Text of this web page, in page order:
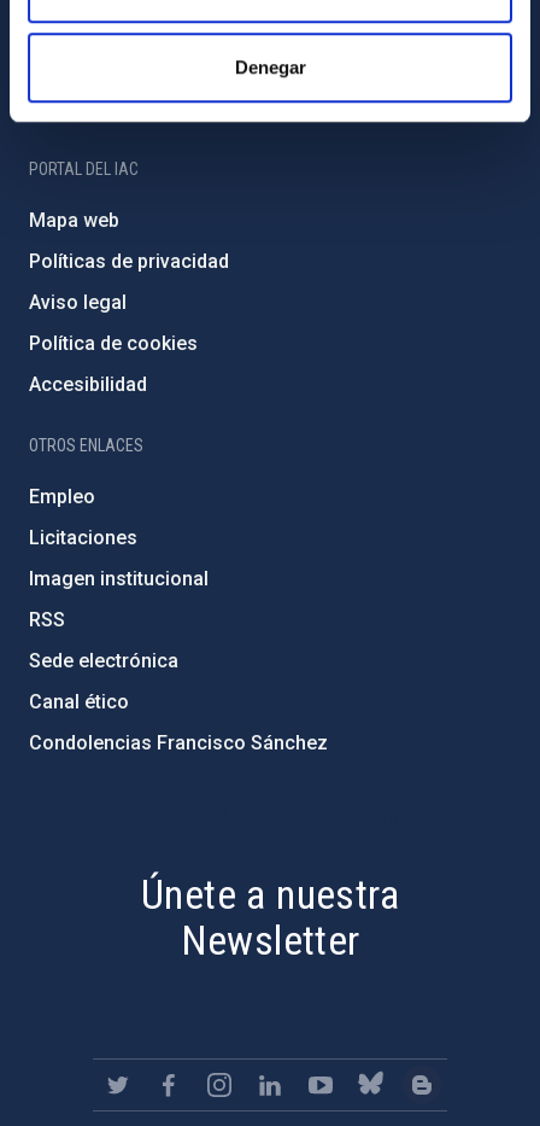
Denegar
Financiación externa
Programa Severo Ochoa
Amigos del IAC
PORTAL DEL IAC
Mapa web
Políticas de privacidad
Aviso legal
Política de cookies
Accesibilidad
OTROS ENLACES
Empleo
Licitaciones
Imagen institucional
RSS
Sede electrónica
Canal ético
Condolencias Francisco Sánchez
Únete a nuestra
Newsletter